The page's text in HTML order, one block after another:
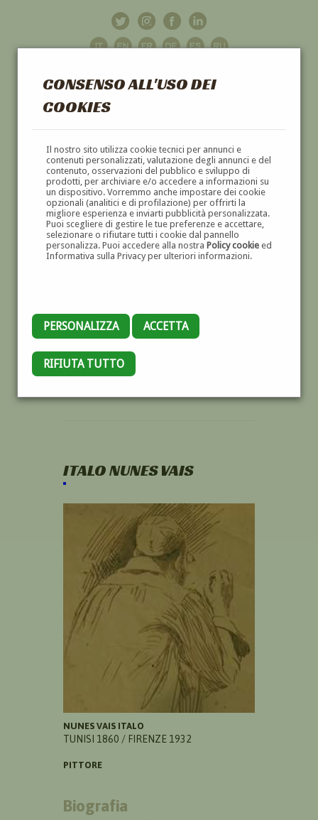
CONSENSO ALL'USO DEI
COOKIES
Il nostro sito utilizza cookie tecnici per annunci e
contenuti personalizzati, valutazione degli annunci e del
contenuto, osservazioni del pubblico e sviluppo di
prodotti, per archiviare e/o accedere a informazioni su
un dispositivo. Vorremmo anche impostare dei cookie
opzionali (analitici e di profilazione) per offrirti la
migliore esperienza e inviarti pubblicità personalizzata.
Puoi scegliere di gestire le tue preferenze e accettare,
selezionare o rifiutare tutti i cookie dal pannello
personalizza. Puoi accedere alla nostra Policy cookieed
Informativa sulla Privacy per ulteriori informazioni.
PERSONALIZZA ACCETTA
RIFIUTA TUTTO
GALLERIAD'ARTE
DIPINTI E SCULTURE '800 E '900
ITALO NUNES VAIS
NUNES VAIS ITALO
TUNISI 1860 / FIRENZE 1932
PITTORE
Biografia